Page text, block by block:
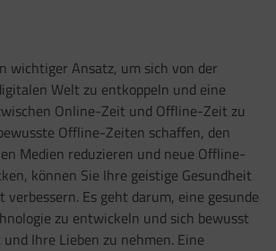
wichtiger Ansatz, um sich von der
Welt zu entkoppeln und eine
Online-Zeit und Offline-Zeit zu
Offline-Zeiten schaffen, den
Medien reduzieren und neue Offline-
können Sie Ihre geistige Gesundheit
verbessern. Es geht darum, eine gesunde
zu entwickeln und sich bewusst
Ihre Lieben zu nehmen. Eine